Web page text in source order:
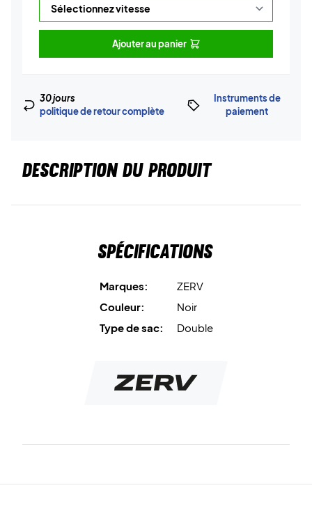
Ajouter au panier
30 jours
politique de retour complète
Instruments de
paiement
DESCRIPTION DU PRODUIT
Spécifications
Marques:
ZERV
Couleur:
Noir
Type de sac:
Double